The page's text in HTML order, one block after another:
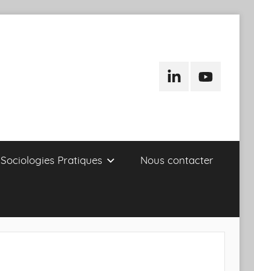
LinkedInYoutube
Sociologies Pratiques Nous contacter